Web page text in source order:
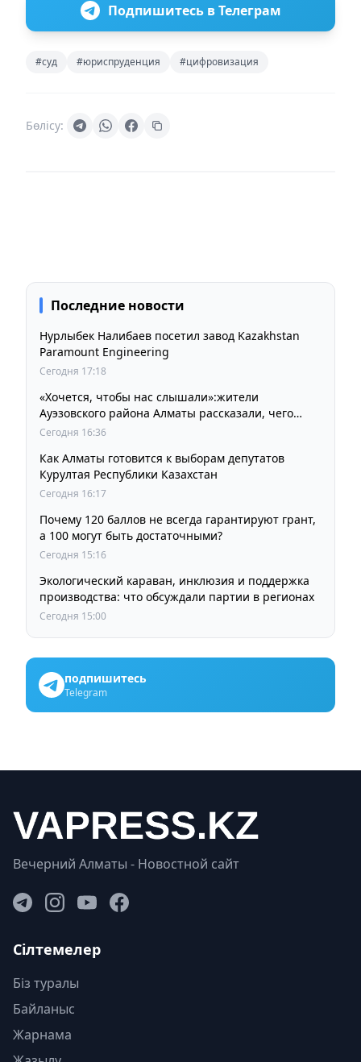
Подпишитесь в Телеграм
#суд #юриспруденция #цифровизация
Бөлісу:
Последние новости
Нурлыбек Налибаев посетил завод Kazakhstan
Paramount Engineering
Сегодня 17:18
«Хочется, чтобы нас слышали»:жители
Ауэзовского района Алматы рассказали, чего
ждут от выборов депутатов Курултая
Сегодня 16:36
Как Алматы готовится к выборам депутатов
Курултая Республики Казахстан
Сегодня 16:17
Почему 120 баллов не всегда гарантируют грант,
а 100 могут быть достаточными?
Сегодня 15:16
Экологический караван, инклюзия и поддержка
производства: что обсуждали партии в регионах
Сегодня 15:00
подпишитесь
Telegram
Вечерний Алматы - Новостной сайт
Сілтемелер
Біз туралы
Байланыс
Жарнама